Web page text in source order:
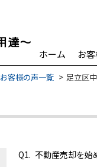
ホーム お
お客様の声一覧 足立区
Q1. 不動産売却を始